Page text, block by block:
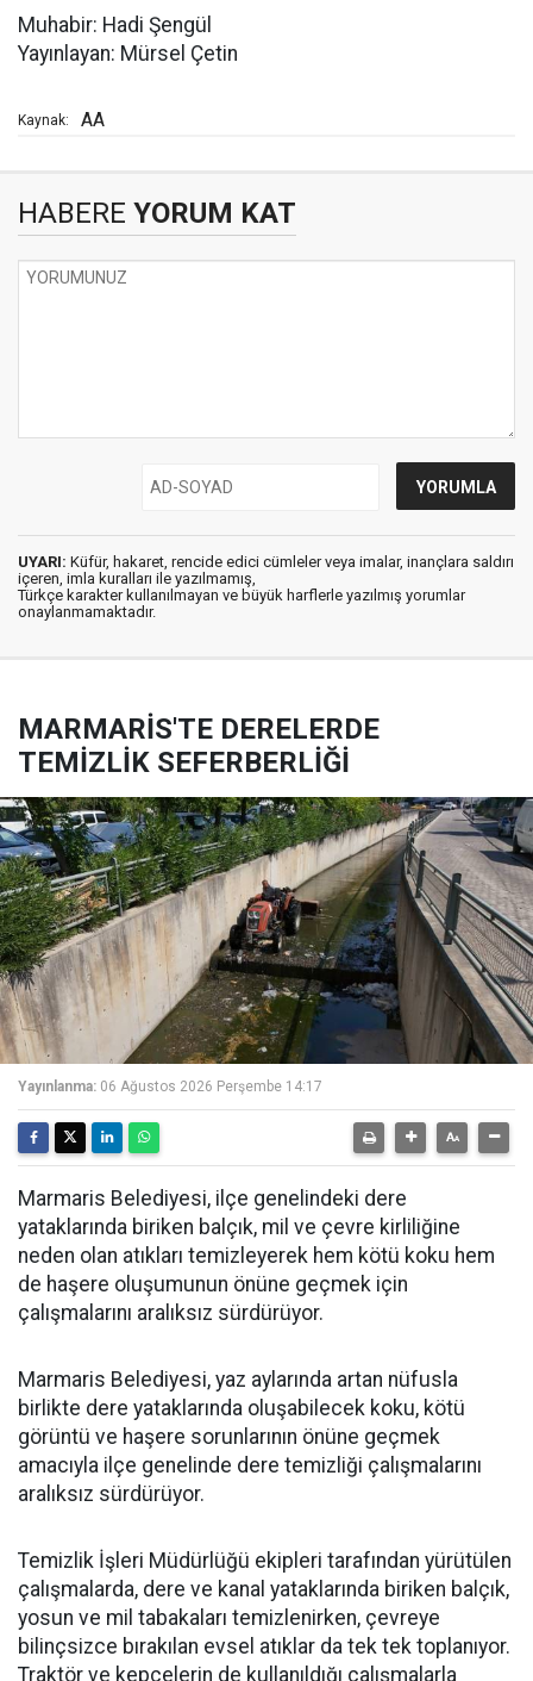
Muhabir: Hadi Şengül
Yayınlayan: Mürsel Çetin
Kaynak: AA
HABERE YORUM KAT
UYARI: Küfür, hakaret, rencide edici cümleler veya imalar, inançlara saldırı
içeren, imla kuralları ile yazılmamış,
Türkçe karakter kullanılmayan ve büyük harflerle yazılmış yorumlar
onaylanmamaktadır.
MARMARİS'TE DERELERDE
TEMİZLİK SEFERBERLİĞİ
Yayınlanma: 06 Ağustos 2026 Perşembe 14:17
Marmaris Belediyesi, ilçe genelindeki dere
yataklarında biriken balçık, mil ve çevre kirliliğine
neden olan atıkları temizleyerek hem kötü koku hem
de haşere oluşumunun önüne geçmek için
çalışmalarını aralıksız sürdürüyor.
Marmaris Belediyesi, yaz aylarında artan nüfusla
birlikte dere yataklarında oluşabilecek koku, kötü
görüntü ve haşere sorunlarının önüne geçmek
amacıyla ilçe genelinde dere temizliği çalışmalarını
aralıksız sürdürüyor.
Temizlik İşleri Müdürlüğü ekipleri tarafından yürütülen
çalışmalarda, dere ve kanal yataklarında biriken balçık,
yosun ve mil tabakaları temizlenirken, çevreye
bilinçsizce bırakılan evsel atıklar da tek tek toplanıyor.
Traktör ve kepçelerin de kullanıldığı çalışmalarla